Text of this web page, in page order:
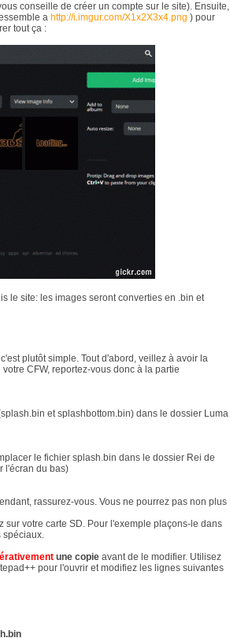
conseille de créer un compte sur le site). Ensuite,
a http://i.imgur.com/X1x2X3x4.png ) pour
tout ça :
le site: les images seront converties en .bin et
plutôt simple. Tout d'abord, veillez à avoir la
CFW, reportez-vous donc à la partie
et splashbottom.bin) dans le dossier Luma
le fichier splash.bin dans le dossier Rei de
l'écran du bas)
rassurez-vous. Vous ne pourrez pas non plus
votre carte SD. Pour l'exemple plaçons-le dans
spéciaux.
une copie avant de le modifier. Utilisez
pour l'ouvrir et modifiez les lignes suivantes